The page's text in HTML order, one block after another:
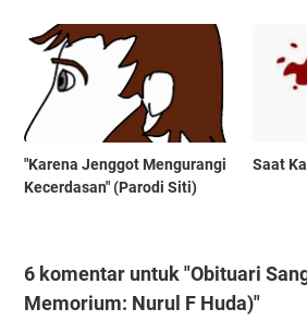
"Karena Jenggot Mengurangi
Kecerdasan" (Parodi Siti)
Saat
6 komentar untuk "Obituari
Memorium: Nurul F Huda)"